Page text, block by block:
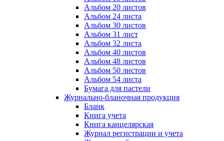
Альбом 20 листов
Альбом 24 листа
Альбом 30 листов
Альбом 31 лист
Альбом 32 листа
Альбом 40 листов
Альбом 48 листов
Альбом 50 листов
Альбом 54 листа
Бумага для пастели
Журнально-бланочная продукция
Бланк
Книга учета
Книга канцелярская
Журнал регистрации и учета